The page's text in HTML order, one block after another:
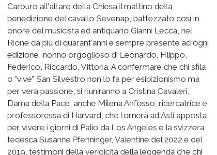
Carburo all'altare della Chiesa il mattino della
benedizione del cavallo Sevenap, battezzato così in
onore del musicista ed antiquario Gianni Leccà, nel
Rione da più di quarant'anni e sempre presente ad ogni
edizione, nonno orgoglioso di Leonardo, Filippo,
Federico, Riccardo, Vittoria. A confermare che chi sfila
o "vive" San Silvestro non lo fa per esibizionismo ma
per vera passione, si riuniranno a Cristina Cavaleri,
Dama della Pace, anche Milena Anfosso, ricercatrice e
professoressa di Harvard, che tornerà ad Asti apposta
per vivere i giorni di Palio da Los Angeles e la svizzera
tedesca Susanne Pfenninger, Valentine del 2022 e del
2019, testimoni della veridicità della leggenda che chi